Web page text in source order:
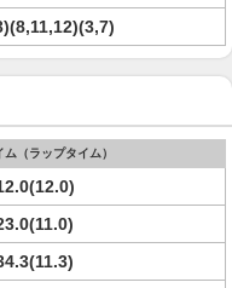
ム（ラップタイム）